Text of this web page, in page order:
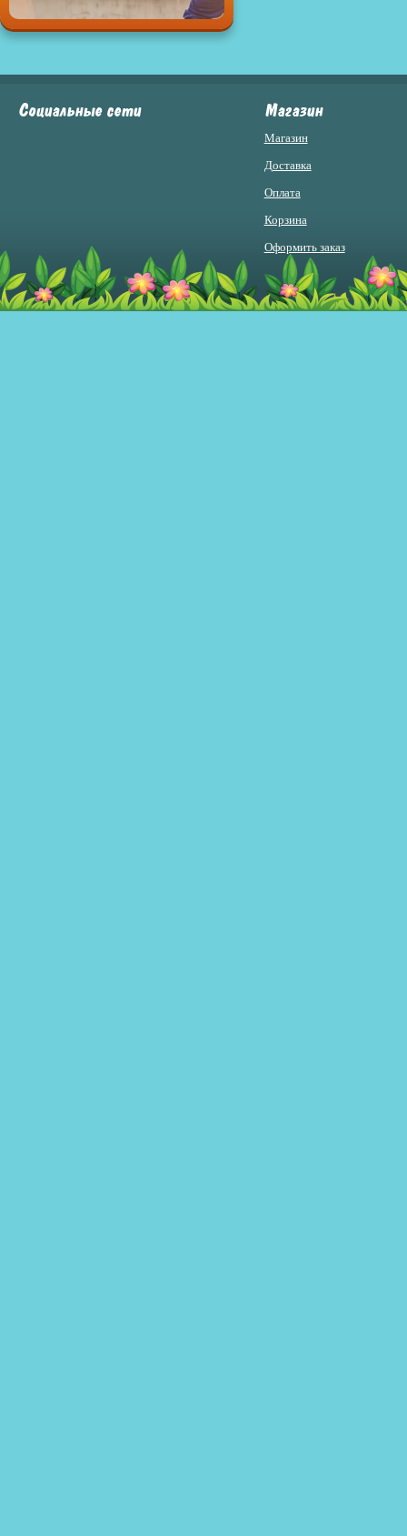
Социальные сети Магазин
Магазин
Доставка
Оплата
Корзина
Оформить заказ